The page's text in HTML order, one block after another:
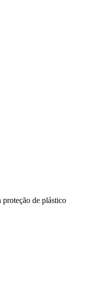
proteção de plástico